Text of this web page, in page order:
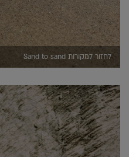
לחזור למקורות Sand to sand